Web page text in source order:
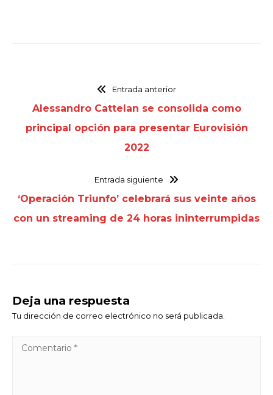
Entrada anterior
Alessandro Cattelan se consolida como
principal opción para presentar Eurovisión
2022
Entrada siguiente
‘Operación Triunfo’ celebrará sus veinte años
con un streaming de 24 horas ininterrumpidas
Deja una respuesta
Tu dirección de correo electrónico no será publicada.